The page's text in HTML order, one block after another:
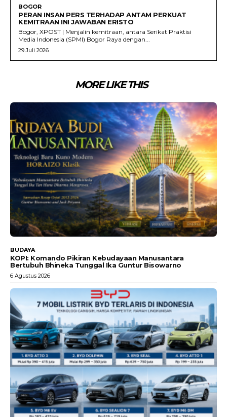
BOGOR
PERAN INSAN PERS TERHADAP ANTAM PERKUAT
KEMITRAAN INI JAWABAN ERISTO
Bogor, XPOST | Menjalin kemitraan, antara Serikat Praktisi
Media Indonesia (SPMI) Bogor Raya dengan...
29 Juli 2026
MORE LIKE THIS
BUDAYA
KOPI: Komando Pikiran Kebudayaan Manusantara
Bertubuh Bhineka Tunggal Ika Guntur Bisowarno
6 Agustus 2026